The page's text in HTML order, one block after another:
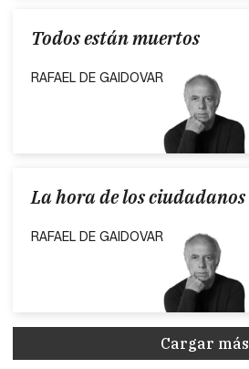
Todos están muertos
RAFAEL DE GAIDOVAR
La hora de los ciudadanos
RAFAEL DE GAIDOVAR
Cargar más